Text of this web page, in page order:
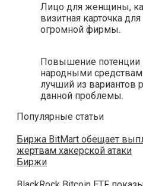
Лицо для женщины,
визитная карточка для
огромной фирмы.
Повышение потенции
народными
лучший из вариантов
данной проблемы.
Популярные статьи
Биржа BitMart обещает
жертвам хакерской атаки
Биржи